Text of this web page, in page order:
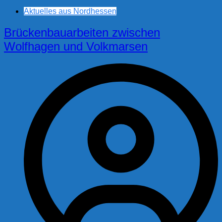
Aktuelles aus Nordhessen
Brückenbauarbeiten zwischen
Wolfhagen und Volkmarsen